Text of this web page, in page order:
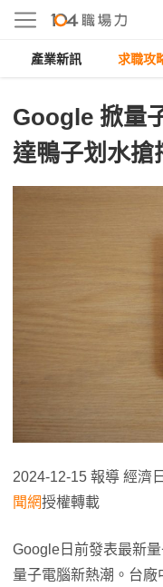
產業新訊 求職攻
Google 掀量
達鴨子划水搶
2024-12-15 報導 經濟
聞網授權轉載
Google日前發表最新
量子電腦新熱潮。台廠